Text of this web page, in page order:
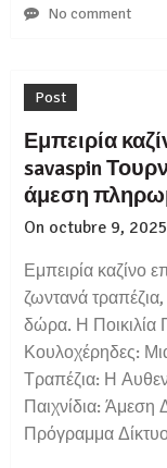
No comment
Post
Εμπειρία
savaspin
άμεση
On octubre 9, 2025
Εμπειρία καζίνο
ζωντανά
δώρα. Η Ποικιλία
Κουλοχέρηδες:
Τραπέζια: Η
Παιχνίδια: Άμεση
Πρόγραμμα